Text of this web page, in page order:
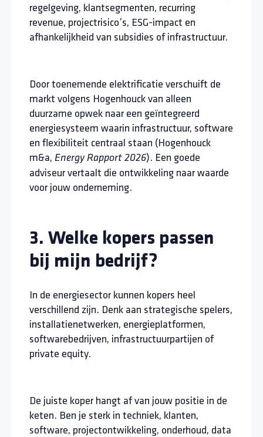
regelgeving, klantsegmenten, recurring
revenue, projectrisico’s, ESG-impact en
afhankelijkheid van subsidies of infrastructuur.
Door toenemende elektrificatie verschuift de
markt volgens Hogenhouck van alleen
duurzame opwek naar een geïntegreerd
energiesysteem waarin infrastructuur, software
en flexibiliteit centraal staan (Hogenhouck
m&a, Energy Rapport 2026). Een goede
adviseur vertaalt die ontwikkeling naar waarde
voor jouw onderneming.
3. Welke kopers passen
bij mijn bedrijf?
In de energiesector kunnen kopers heel
verschillend zijn. Denk aan strategische spelers,
installatienetwerken, energieplatformen,
softwarebedrijven, infrastructuurpartijen of
private equity.
De juiste koper hangt af van jouw positie in de
keten. Ben je sterk in techniek, klanten,
software, projectontwikkeling, onderhoud, data